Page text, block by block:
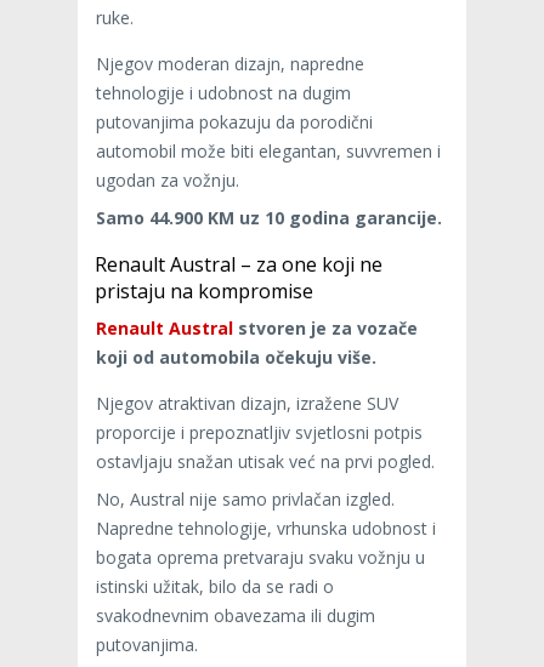
ruke.
Njegov moderan dizajn, napredne
tehnologije i udobnost na dugim
putovanjima pokazuju da porodični
automobil može biti elegantan, suvvremen i
ugodan za vožnju.
Samo 44.900 KM uz 10 godina garancije.
Renault Austral – za one koji ne
pristaju na kompromise
Renault Austral stvoren je za vozače
koji od automobila očekuju više.
Njegov atraktivan dizajn, izražene SUV
proporcije i prepoznatljiv svjetlosni potpis
ostavljaju snažan utisak već na prvi pogled.
No, Austral nije samo privlačan izgled.
Napredne tehnologije, vrhunska udobnost i
bogata oprema pretvaraju svaku vožnju u
istinski užitak, bilo da se radi o
svakodnevnim obavezama ili dugim
putovanjima.